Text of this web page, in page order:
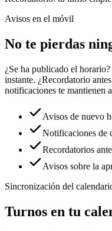
Avisos en el móvil
No te pierdas
¿Se ha publicado el
instante. ¿Recordatorio
notificaciones te mantienen
Avisos de nuevo
Notificaciones de
Recordatorios
Avisos sobre la
Sincronización del
Turnos en tu